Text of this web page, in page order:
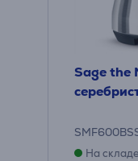
Sage the
На складе